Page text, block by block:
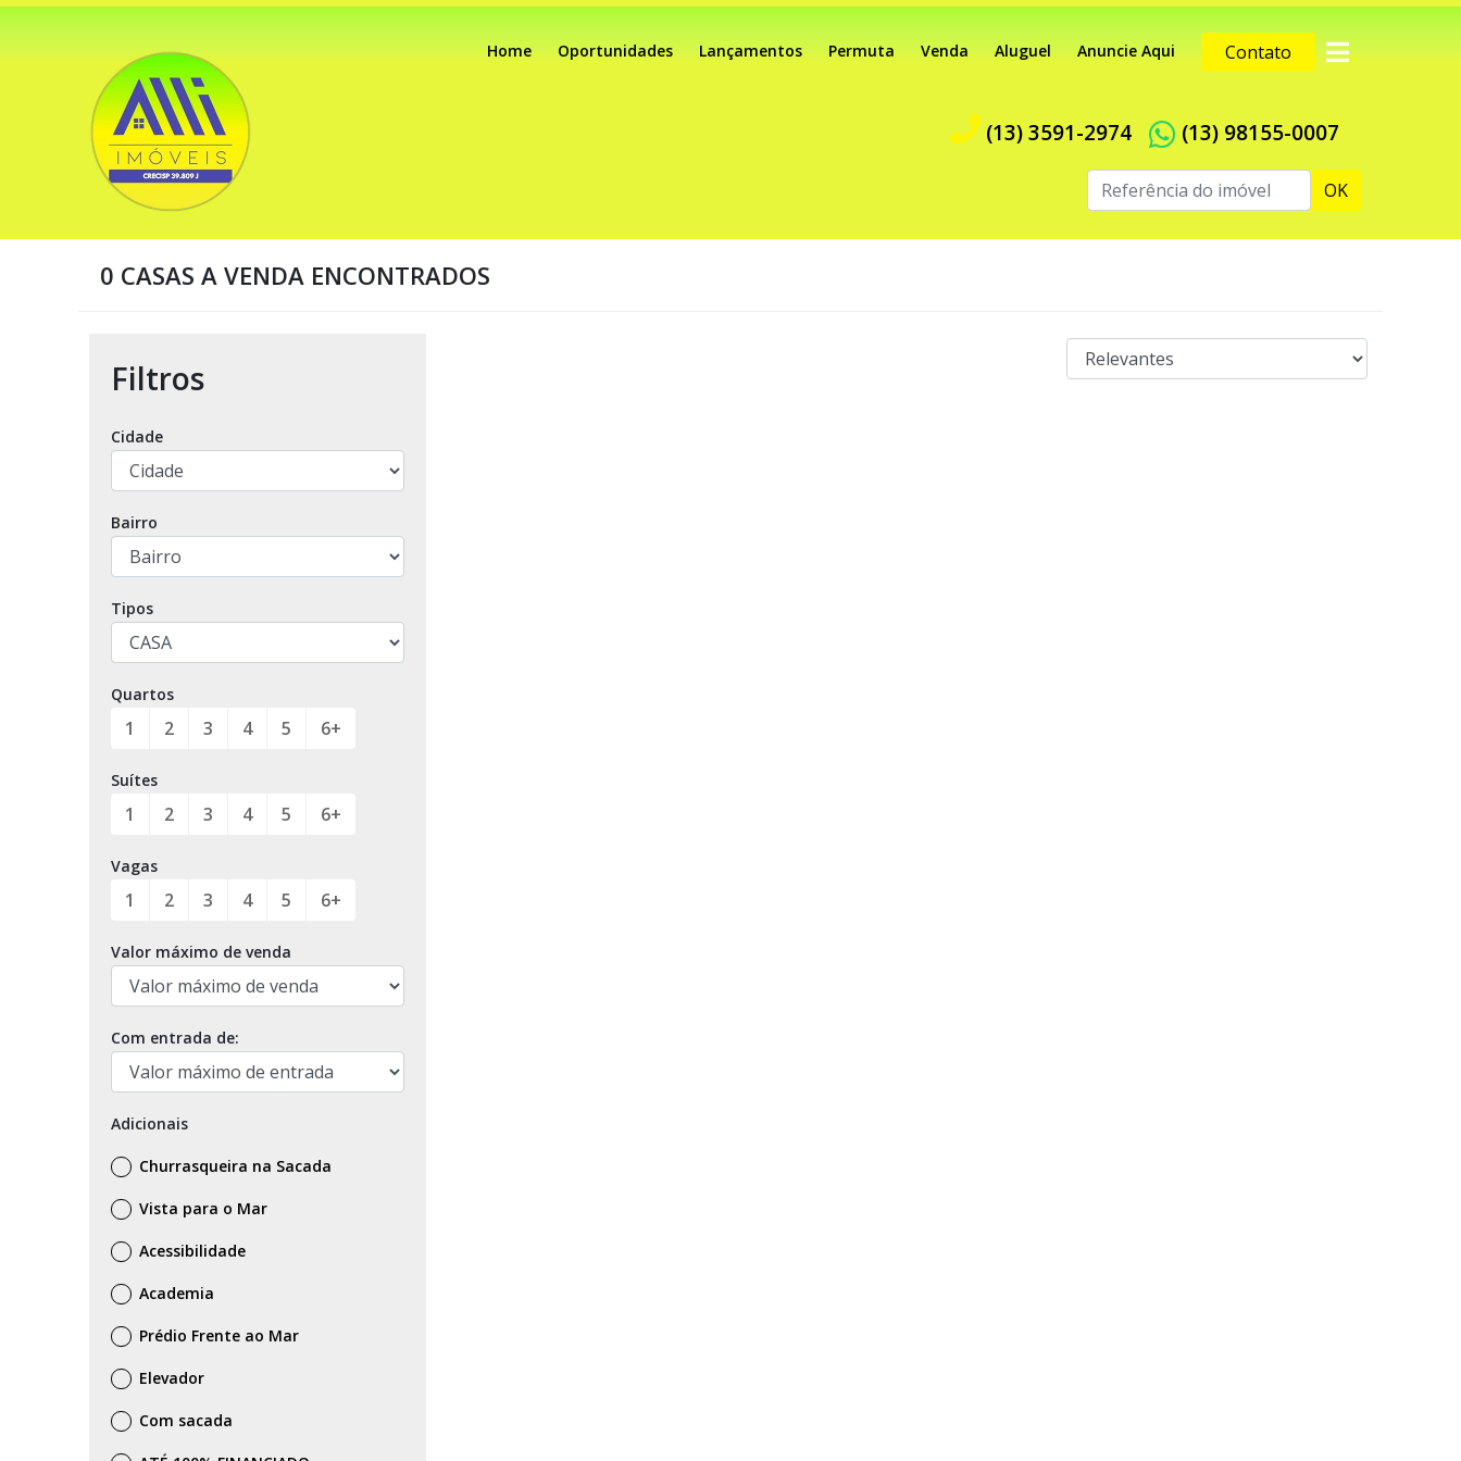
Home Oportunidades Lançamentos Permuta Venda Aluguel Anuncie Aqui Contato
(13) 3591-2974 (13) 98155-0007
OK
0 CASAS A VENDA ENCONTRADOS
Filtros
Cidade
Bairro
Tipos
Quartos
1 2 3 4 5 6+
Suítes
1 2 3 4 5 6+
Vagas
1 2 3 4 5 6+
Valor máximo de venda
Com entrada de:
Adicionais
Churrasqueira na Sacada
Vista para o Mar
Acessibilidade
Academia
Prédio Frente ao Mar
Elevador
Com sacada